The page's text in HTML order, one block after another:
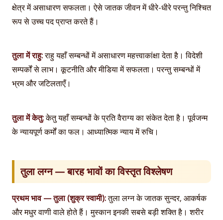
क्षेत्र में असाधारण सफलता। ऐसे जातक जीवन में धीरे-धीरे परन्तु निश्चित
रूप से उच्च पद प्राप्त करते हैं।
तुला में राहु:राहु यहाँ सम्बन्धों में असाधारण महत्त्वाकांक्षा देता है। विदेशी
सम्पर्कों से लाभ। कूटनीति और मीडिया में सफलता। परन्तु सम्बन्धों में
भ्रम और जटिलताएँ।
तुला में केतु:केतु यहाँ सम्बन्धों के प्रति वैराग्य का संकेत देता है। पूर्वजन्म
के न्यायपूर्ण कर्मों का फल। आध्यात्मिक न्याय में रुचि।
तुला लग्न — बारह भावों का विस्तृत विश्लेषण
प्रथम भाव — तुला (शुक्र स्वामी):तुला लग्न के जातक सुन्दर, आकर्षक
और मधुर वाणी वाले होते हैं। मुस्कान इनकी सबसे बड़ी शक्ति है। शरीर